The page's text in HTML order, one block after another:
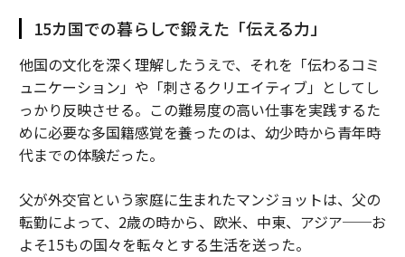
15カ国での暮らしで鍛えた「伝える力」
他国の文化を深く理解したうえで、それを「伝わるコミ
ュニケーション」や「刺さるクリエイティブ」としてし
っかり反映させる。この難易度の高い仕事を実践するた
めに必要な多国籍感覚を養ったのは、幼少時から青年時
代までの体験だった。
父が外交官という家庭に生まれたマンジョットは、父の
転勤によって、2歳の時から、欧米、中東、アジア──お
よそ15もの国々を転々とする生活を送った。